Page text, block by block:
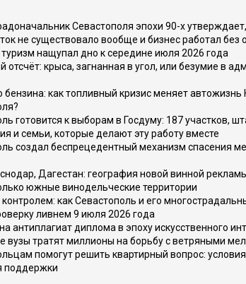
Севастополя эпохи 90-х утверждает,
не существовало вообще и бизнес работал без
нащупал дно к середине июля 2026 года
отсчёт: крыса, загнанная в угол, или безумие в
бензина: как топливный кризис меняет
готовится к выборам в Госдуму: 187 участков,
и семьи, которые делают эту работу вместе
создал беспрецедентный механизм спасения
Дагестан: география новой винной
южные винодельческие территории
как Севастополь и его
ливнем 9 июля 2026 года
антиплагиат диплома в эпоху искусственного
вузы тратят миллионы на борьбу с ветряными
помогут решить квартирный вопрос:
поддержки